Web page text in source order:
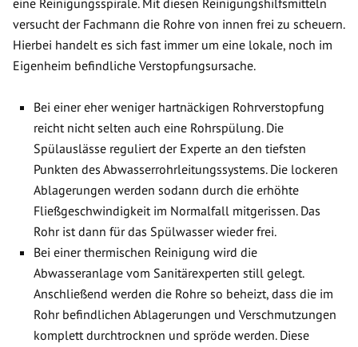
eine Reinigungsspirale. Mit diesen Reinigungshilfsmitteln
versucht der Fachmann die Rohre von innen frei zu scheuern.
Hierbei handelt es sich fast immer um eine lokale, noch im
Eigenheim befindliche Verstopfungsursache.
Bei einer eher weniger hartnäckigen Rohrverstopfung
reicht nicht selten auch eine Rohrspülung. Die
Spülauslässe reguliert der Experte an den tiefsten
Punkten des Abwasserrohrleitungssystems. Die lockeren
Ablagerungen werden sodann durch die erhöhte
Fließgeschwindigkeit im Normalfall mitgerissen. Das
Rohr ist dann für das Spülwasser wieder frei.
Bei einer thermischen Reinigung wird die
Abwasseranlage vom Sanitärexperten still gelegt.
Anschließend werden die Rohre so beheizt, dass die im
Rohr befindlichen Ablagerungen und Verschmutzungen
komplett durchtrocknen und spröde werden. Diese